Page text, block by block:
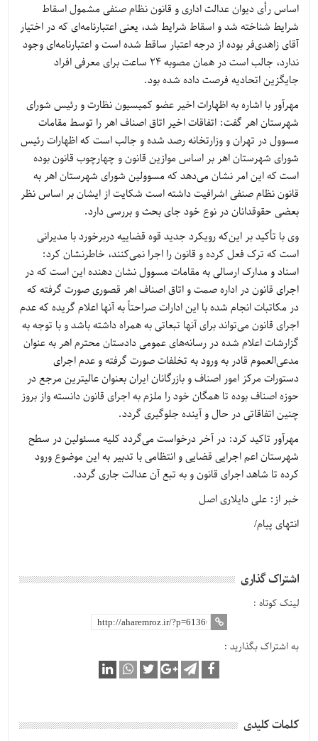
اساس رأی دیوان عدالت اداری و قانون نظام صنفی مشمول اسقاط
شرایط شناخته شد و اسقاط شرایط شد، یعنی اعتبارنامه‌ای که در اختیار
آقای زاهدی‌فر بوده از درجه اعتبار ساقط شده است و اعتبارنامه‌ای وجود
ندارد، جالب است در همان مصوبه ۲۴ ساعت برای معرفی افراد
جایگزین اتحادیه فرصت داده شده بود.
مهرآور با اشاره به اظهارات اخیر عضو کمیسیون نظارت و رئیس شورای
شهرستان اهر گفت: اتفاقات اخیر اتاق اصناف اهر را توسط مقامات
مسوول در تهران و وزارتخانه رصد شده و جالب است که اظهارات رئیس
شورای شهرستان اهر بر اساس موازین قانون و چهارچوب قانون بوده
است که این امر نشان می‌دهد که مسوولین شورای شهرستان اهر به
قانون نظام صنفی اشرافیت داشته است شکایت از ایشان بر اساس نظر
بعضی حقوقدانان در نوع خود جای بحث و بررسی دارد.
وی با تأکید بر این‌که رویکرد جدید قوه قضاییه دربرخورد با مدیرانی
است که ترک فعل کرده و قانون را اجرا نمی‌کنند، خاطرنشان کرد:
اسناد و مدارک ارسالی به مقامات مسوول نشان دهنده این است که در
اجرای قانون در اداره صمت و اتاق اصناف اهر قصوری صورت گرفته که
در مکاتبات انجام شده با این ادارات صراحتاً به آنها اعلام گریده که عدم
اجرای قانون می‌تواند برای آنها تبعاتی به همراه داشته باشد و با توجه به
گزارشات اعلام شده در رسانه‌های عمومی دادستان محترم اهر به عنوان
مدعی‌العموم قادر به ورود به تخلفات صورت گرفته و عدم اجرای
دستورات مرکز امور اصناف و بازرگانان ایران بعنوان عالیترین مرجع در
حوزه اصناف بوده تا همگان خود را ملزم به اجرای قانون دانسته واز بروز
چنین اتفاقاتی در حال و آینده جلوگیری گردد.
مهرآور تاکید کرد: در آخر درخواست می‌گردد کلیه مسئولین در سطح
شهرستان اعم اجرایی قضایی و انتظامی با تدبیر به این موضوع ورود
کرده تا شاهد اجرای قانون و به تبع آن عدالت جاری گردد.
خبر از: علی دایلاری اصل
انتهای پیام/
اشتراک گذاری
لینک کوتاه :
به اشتراک بگذارید :
کلمات کلیدی